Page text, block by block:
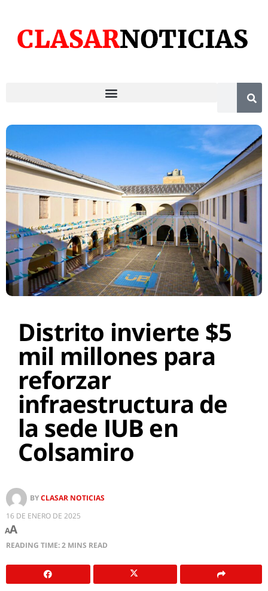
Distrito invierte $5
mil millones para
reforzar
infraestructura de
la sede IUB en
Colsamiro
BYCLASAR NOTICIAS
16 DE ENERO DE 2025
AA
READING TIME: 2 MINS READ